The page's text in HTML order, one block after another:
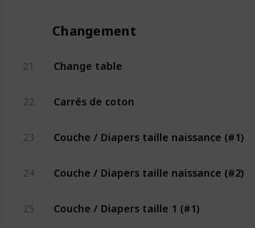
Changement
21 Change table
22 Carrés de coton
23 Couche / Diapers taille naissance (#1)
24 Couche / Diapers taille naissance (#2)
25 Couche / Diapers taille 1 (#1)